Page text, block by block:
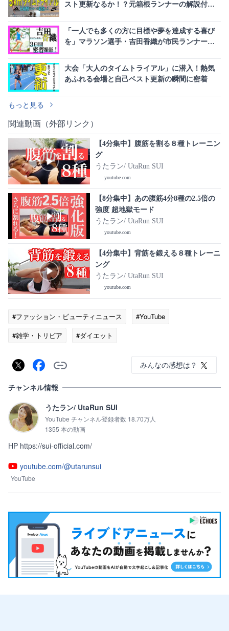
スト更新なるか！？元箱根ランナーの解説付き
「一人でも多くの方に目標や夢を達成する喜び
を」マラソン選手・吉田香織が市民ランナーと
大会「大人のタイムトライアル」に潜入！熱気
あふれる会場と自己ベスト更新の瞬間に密着
もっと見る
関連動画（外部リンク）
【4分集中】腹筋を割る８種トレーニン
グ
うたラン/ UtaRun SUI
youtube.com
【8分集中】あの腹筋4分8種の2.5倍の
強度 超地獄モード
うたラン/ UtaRun SUI
youtube.com
【4分集中】背筋を鍛える８種トレーニ
ング
うたラン/ UtaRun SUI
youtube.com
#ファッション・ビューティニュース
#YouTube
#雑学・トリビア
#ダイエット
みんなの感想は？
チャンネル情報
うたラン/ UtaRun SUI
YouTube チャンネル登録者数 18.70万人
1355 本の動画
HP https://sui-official.com/
youtube.com/@utarunsui
YouTube